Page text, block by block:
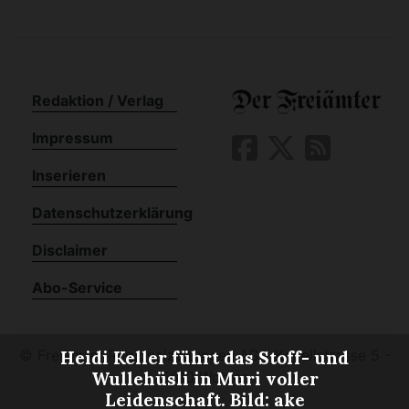
Heidi Keller führt das Stoff- und
Wullehüsli in Muri voller
Leidenschaft. Bild: ake
Redaktion / Verlag
Impressum
Inserieren
Datenschutzerklärung
Disclaimer
Abo-Service
Freiämter Regionalzeitungen AG - Kapellstrasse 5 -
5610 Wohlen